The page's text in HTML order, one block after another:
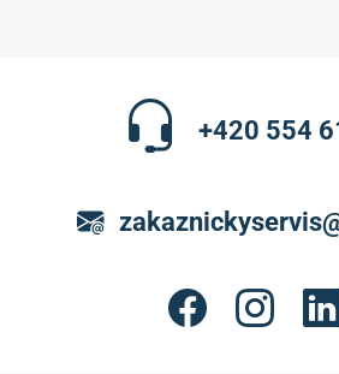
+420 554